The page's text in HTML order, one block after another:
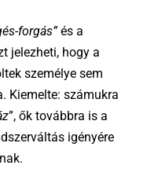
forgás”és a
jelezheti, hogy a
személye sem
Kiemelte: számukra
”, ők továbbra is a
igényére